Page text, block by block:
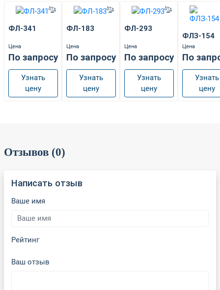
ФЛ-341
Цена
По запросу
Узнать
цену
ФЛ-183
Цена
По запросу
Узнать
цену
ФЛ-293
Цена
По запросу
Узнать
цену
ФЛЗ-154
Цена
По
Узнать
цену
Отзывов (0)
Написать отзыв
Ваше имя
Рейтинг
Ваш отзыв